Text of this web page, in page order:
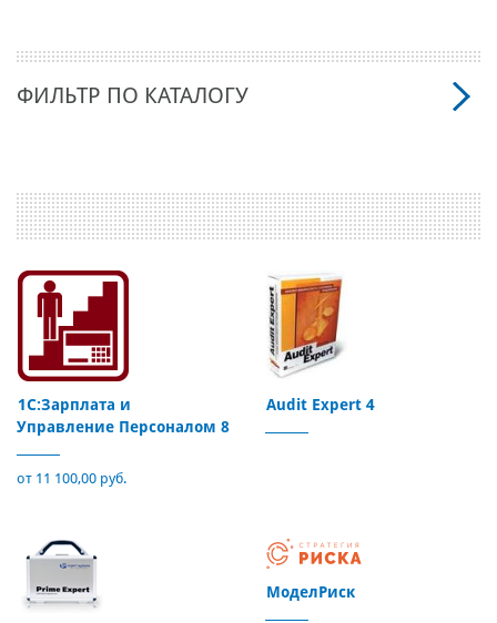
ФИЛЬТР ПО КАТАЛОГУ
1С:Зарплата и
Управление Персоналом 8
от 11 100,00 руб.
Audit Expert 4
МоделРиск